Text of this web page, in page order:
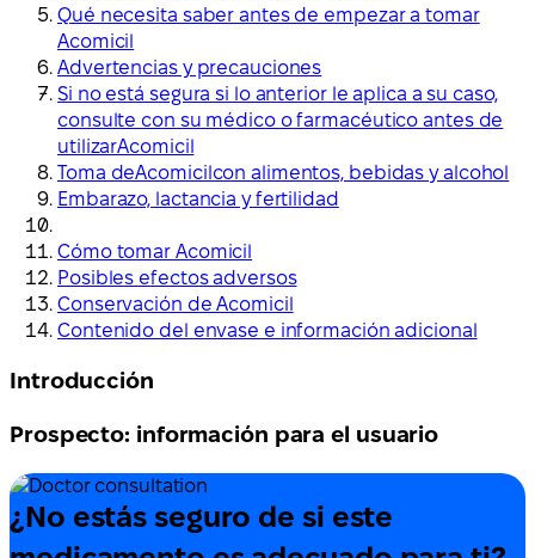
Qué necesita saber antes de empezar a tomar
Acomicil
Advertencias y precauciones
Si no está segura si lo anterior le aplica a su caso,
consulte con su médico o farmacéutico antes de
utilizarAcomicil
Toma deAcomicilcon alimentos, bebidas y alcohol
Embarazo, lactancia y fertilidad
Cómo tomar Acomicil
Posibles efectos adversos
Conservación de Acomicil
Contenido del envase e información adicional
Introducción
Prospecto: información para el usuario
¿No estás seguro de si este